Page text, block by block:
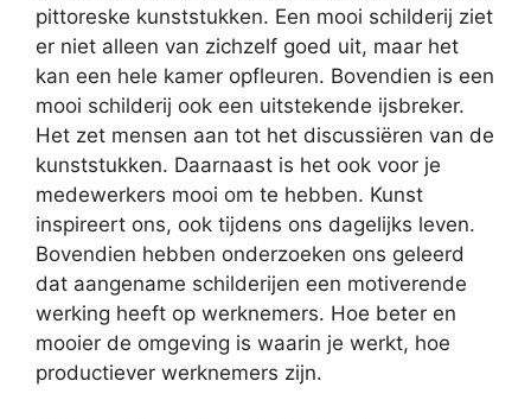
pittoreske kunststukken. Een mooi schilderij ziet
er niet alleen van zichzelf goed uit, maar het
kan een hele kamer opfleuren. Bovendien is een
mooi schilderij ook een uitstekende ijsbreker.
Het zet mensen aan tot het discussiëren van de
kunststukken. Daarnaast is het ook voor je
medewerkers mooi om te hebben. Kunst
inspireert ons, ook tijdens ons dagelijks leven.
Bovendien hebben onderzoeken ons geleerd
dat aangename schilderijen een motiverende
werking heeft op werknemers. Hoe beter en
mooier de omgeving is waarin je werkt, hoe
productiever werknemers zijn.